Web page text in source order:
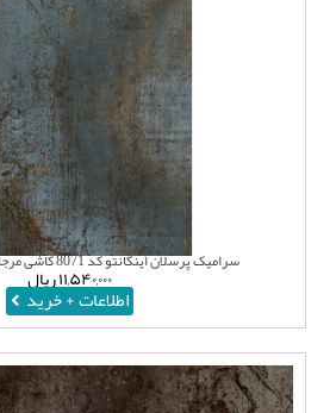
سرامیک پرسلان اینکانتو کد 8071 کاشی مرجان 120*60 Incanto
۱۱,۵۴۰,۰۰۰ریال
اطلاعات + خرید